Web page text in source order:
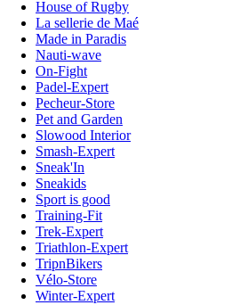
House of Rugby
La sellerie de Maé
Made in Paradis
Nauti-wave
On-Fight
Padel-Expert
Pecheur-Store
Pet and Garden
Slowood Interior
Smash-Expert
Sneak'In
Sneakids
Sport is good
Training-Fit
Trek-Expert
Triathlon-Expert
TripnBikers
Vélo-Store
Winter-Expert